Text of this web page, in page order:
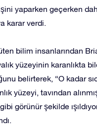
yaparken geçerken
karar verdi.
bilim insanlarından
yüzeyinin karanlıkta
belirterek, “O kadar
yüzeyi, tavından
görünür şekilde